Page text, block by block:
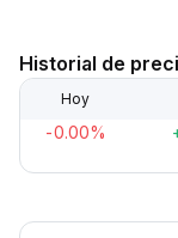
Historial de
Hoy
-0.00%